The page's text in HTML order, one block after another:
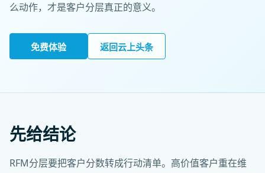
么动作，才是客户分层真正的意义。
免费体验 返回云上头条
先给结论
RFM分层要把客户分数转成行动清单。高价值客户重在维